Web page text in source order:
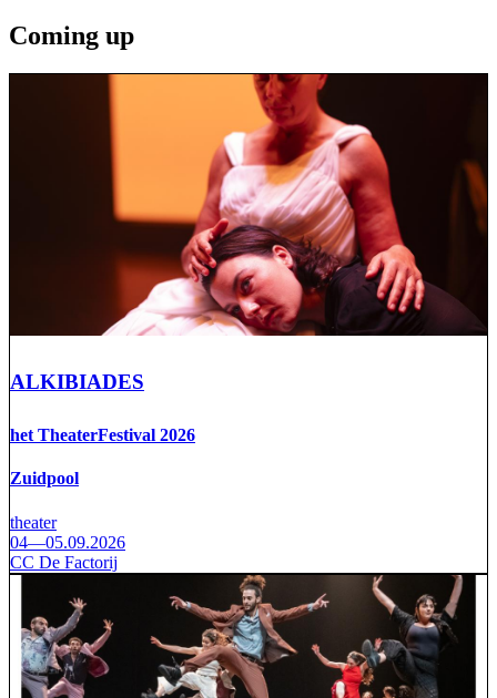
Coming up
ALKIBIADES
het TheaterFestival 2026
Zuidpool
theater
04—05.09.2026
CC De Factorij